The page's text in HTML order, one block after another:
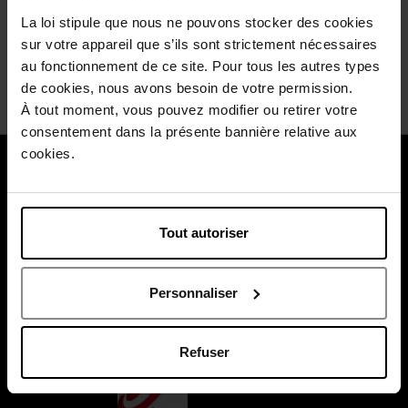
La loi stipule que nous ne pouvons stocker des cookies
sur votre appareil que s’ils sont strictement nécessaires
au fonctionnement de ce site. Pour tous les autres types
de cookies, nous avons besoin de votre permission.
À tout moment, vous pouvez modifier ou retirer votre
consentement dans la présente bannière relative aux
cookies.
Tout autoriser
Personnaliser
Refuser
Soyez le premier à évaluer ce commentaire.
Appréciez-vous cet avis ?
Oui Non
Nos services